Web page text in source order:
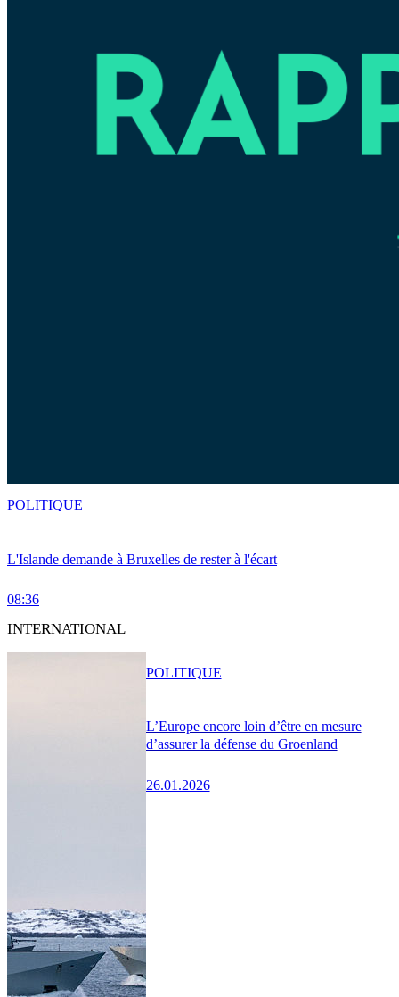
L'Islande demande à Bruxelles de rester à l'écart
08:36
POLITIQUE
INTERNATIONAL
L’Europe encore loin d’être en mesure
d’assurer la défense du Groenland
26.01.2026
POLITIQUE